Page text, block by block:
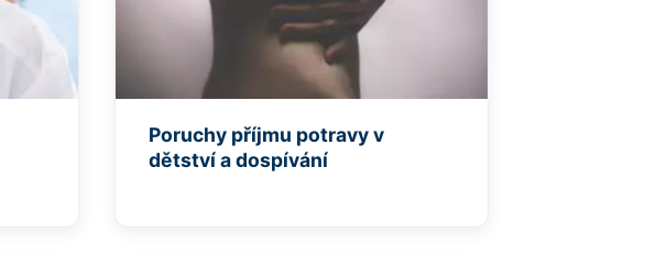
Poruchy příjmu potravy v
dětství a dospívání